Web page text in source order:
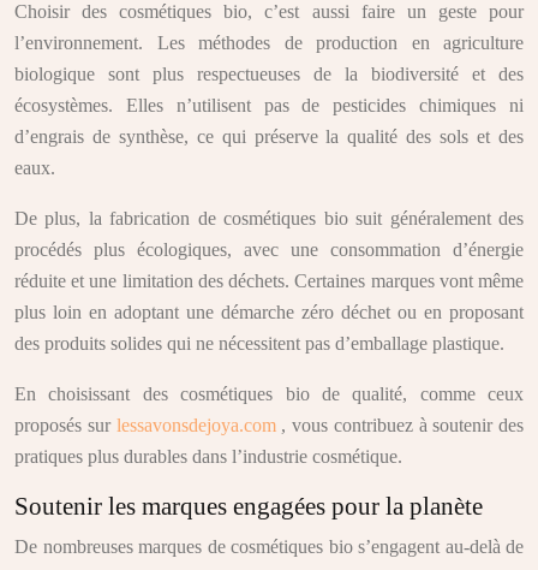
Choisir des cosmétiques bio, c’est aussi faire un geste pour
l’environnement. Les méthodes de production en agriculture
biologique sont plus respectueuses de la biodiversité et des
écosystèmes. Elles n’utilisent pas de pesticides chimiques ni
d’engrais de synthèse, ce qui préserve la qualité des sols et des
eaux.
De plus, la fabrication de cosmétiques bio suit généralement des
procédés plus écologiques, avec une consommation d’énergie
réduite et une limitation des déchets. Certaines marques vont même
plus loin en adoptant une démarche zéro déchet ou en proposant
des produits solides qui ne nécessitent pas d’emballage plastique.
En choisissant des cosmétiques bio de qualité, comme ceux
proposés sur lessavonsdejoya.com , vous contribuez à soutenir des
pratiques plus durables dans l’industrie cosmétique.
Soutenir les marques engagées pour la planète
De nombreuses marques de cosmétiques bio s’engagent au-delà de